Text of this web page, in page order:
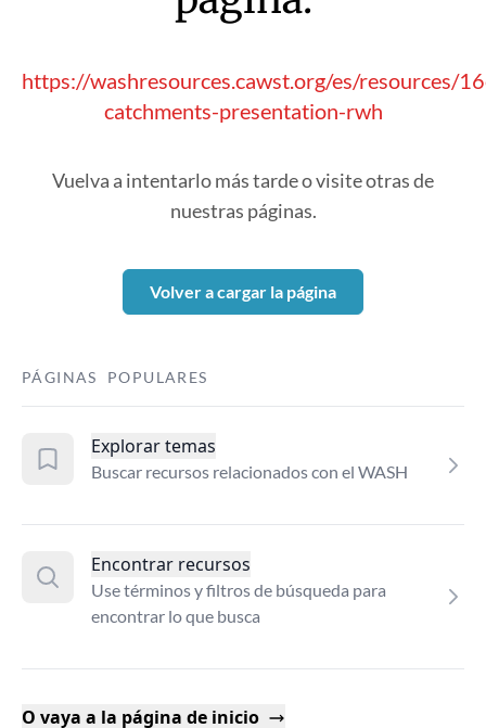
https://washresources.cawst.org/es/resources/
catchments-presentation-rwh
Vuelva a intentarlo más tarde o visite otras de
nuestras páginas.
Volver a cargar la página
PÁGINAS POPULARES
Explorar temas
Buscar recursos relacionados con el WASH
Encontrar recursos
Use términos y filtros de búsqueda para
encontrar lo que busca
O vaya a la página de inicio